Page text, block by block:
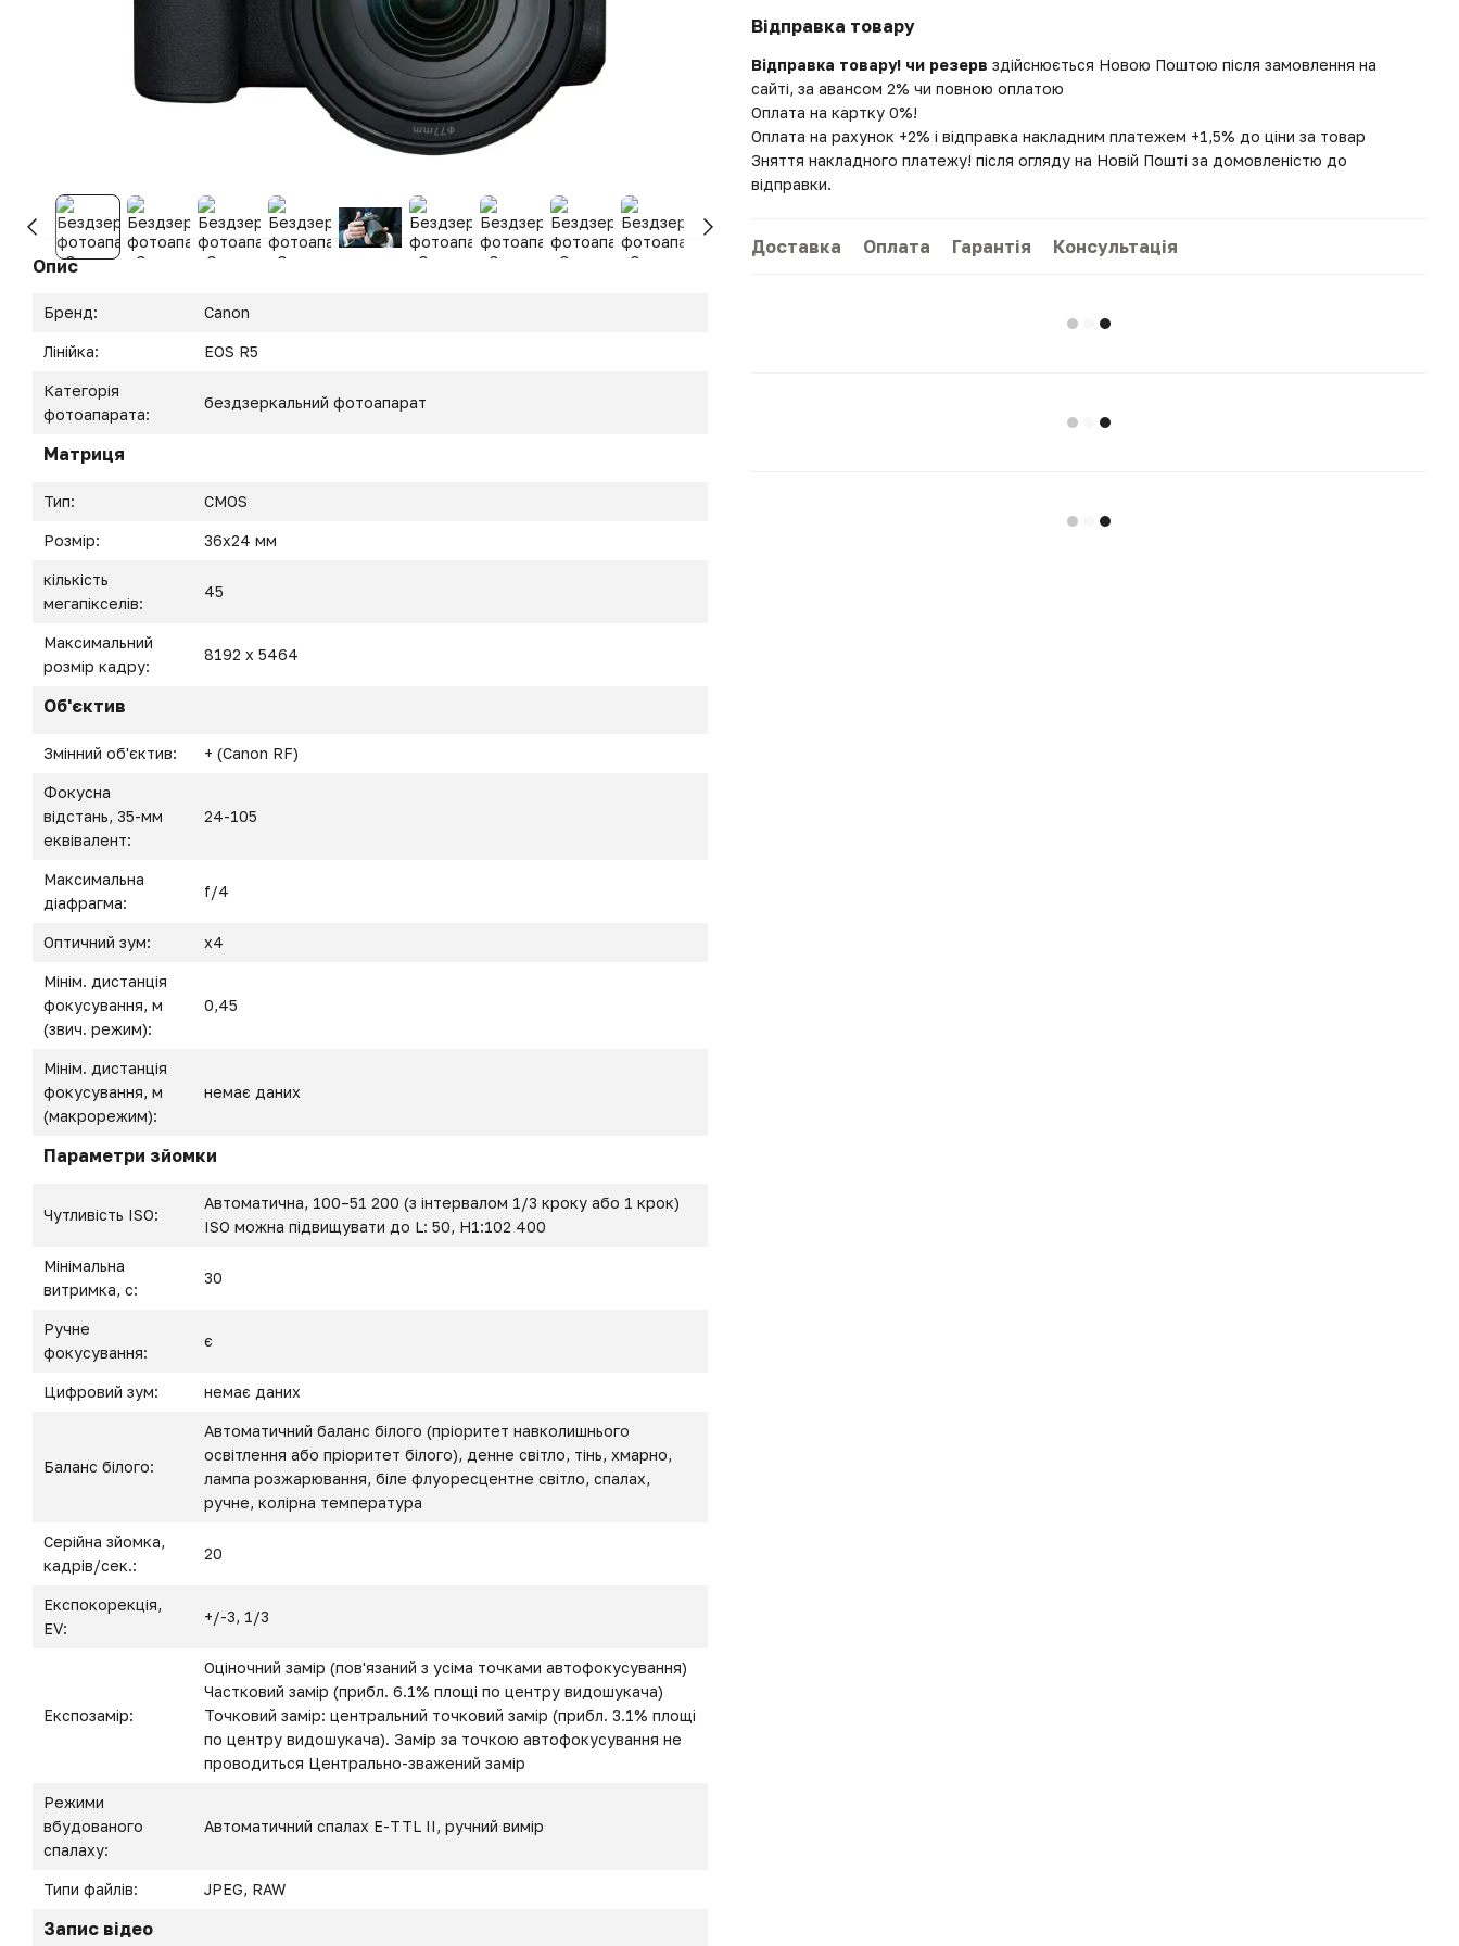
Опис
Бренд: Canon
Лінійка: EOS R5
Категорія
фотоапарата:
бездзеркальний фотоапарат
Матриця
Тип: CMOS
Розмір: 36x24 мм
кількість
мегапікселів:
45
Максимальний
розмір кадру:
8192 x 5464
Об'єктив
Змінний об'єктив: + (Canon RF)
Фокусна
відстань, 35-мм
еквівалент:
24-105
Максимальна
діафрагма:
f/4
Оптичний зум: х4
Мінім. дистанція
фокусування, м
(звич. режим):
0,45
Мінім. дистанція
фокусування, м
(макрорежим):
немає даних
Параметри зйомки
Чутливість ISO:
Автоматична, 100–51 200 (з інтервалом 1/3 кроку або 1 крок)
ISO можна підвищувати до L: 50, H1:102 400
Мінімальна
витримка, с:
30
Ручне
фокусування:
є
Цифровий зум: немає даних
Баланс білого:
Автоматичний баланс білого (пріоритет навколишнього
освітлення або пріоритет білого), денне світло, тінь, хмарно,
лампа розжарювання, біле флуоресцентне світло, спалах,
ручне, колірна температура
Серійна зйомка,
кадрів/сек.:
20
Експокорекція,
EV:
+/-3, 1/3
Експозамір:
Оціночний замір (пов'язаний з усіма точками автофокусування)
Частковий замір (прибл. 6.1% площі по центру видошукача)
Точковий замір: центральний точковий замір (прибл. 3.1% площі
по центру видошукача). Замір за точкою автофокусування не
проводиться Центрально-зважений замір
Режими
вбудованого
спалаху:
Автоматичний спалах E-TTL II, ручний вимір
Типи файлів: JPEG, RAW
Запис відео
Відправка товару
Відправка товару! чи резерв здійснюється Новою Поштою після замовлення на
сайті, за авансом 2% чи повною оплатою
Оплата на картку 0%!
Оплата на рахунок +2% і відправка накладним платежем +1,5% до ціни за товар
Зняття накладного платежу! після огляду на Новій Пошті за домовленістю до
відправки.
Доставка Оплата Гарантія Консультація